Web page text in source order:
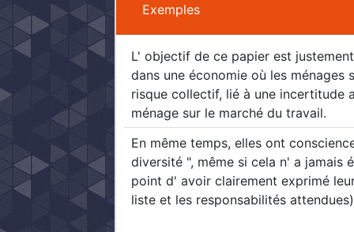
Exemples
L' objectif de ce papier est
dans une économie où les
risque collectif, lié à une incertitude
ménage sur le marché du travail.
En même temps, elles ont
diversité ", même si cela n' a jamais
point d' avoir clairement exprimé
liste et les responsabilités